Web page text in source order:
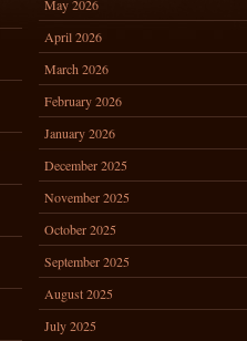
May 2026
April 2026
March 2026
February 2026
January 2026
December 2025
November 2025
October 2025
September 2025
August 2025
July 2025